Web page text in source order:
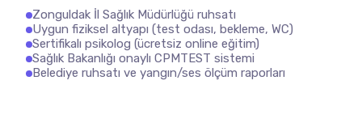
Zonguldak İl Sağlık Müdürlüğü ruhsatı
Uygun fiziksel altyapı (test odası, bekleme, WC)
Sertifikalı psikolog (ücretsiz online eğitim)
Sağlık Bakanlığı onaylı CPMTEST sistemi
Belediye ruhsatı ve yangın/ses ölçüm raporları